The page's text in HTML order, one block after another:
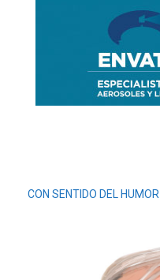
CON SENTIDO DEL HUMOR